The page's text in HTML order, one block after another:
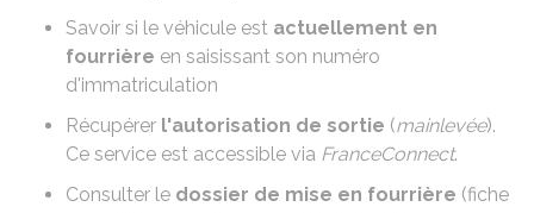
Savoir si le véhicule est actuellement en
fourrière en saisissant son numéro
d'immatriculation
Récupérer l'autorisation de sortie (mainlevée).
Ce service est accessible via FranceConnect.
Consulter le dossier de mise en fourrière (fiche